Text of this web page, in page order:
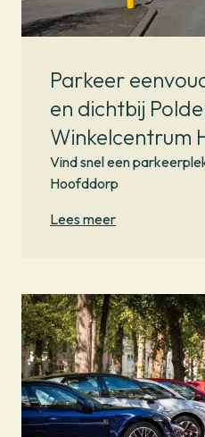
Parkeer
en dichtbij
Winkelcentrum
Vind snel een
Hoofddorp
Lees meer